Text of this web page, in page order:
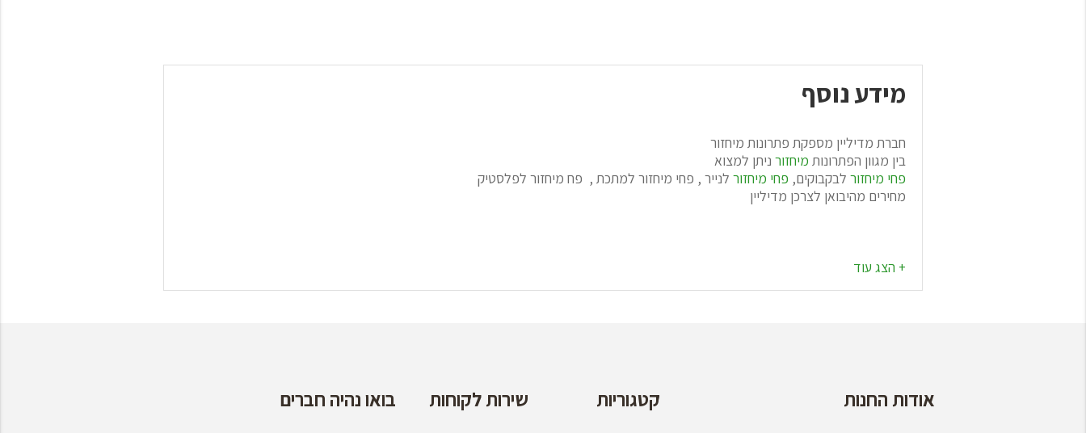
מידע נוסף
חברת מדיליין מספקת פתרונות מיחזור
בין מגוון הפתרונות מיחזור ניתן למצוא
פחי מיחזור לבקבוקים, פחי מיחזור לנייר , פחי מיחזור למתכת , פח מיחזור לפלסטיק
מחירים מהיבואן לצרכן מדיליין
אודות החנות קטגוריות שירות לקוחות בואו נהיה חברים